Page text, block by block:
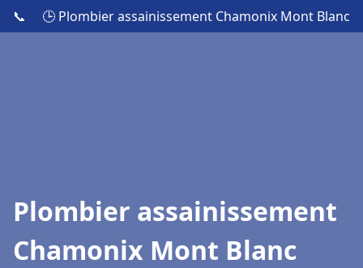
📞 🕒 Plombier assainissement Chamonix Mont Blanc
Plombier assainissement
Chamonix Mont Blanc